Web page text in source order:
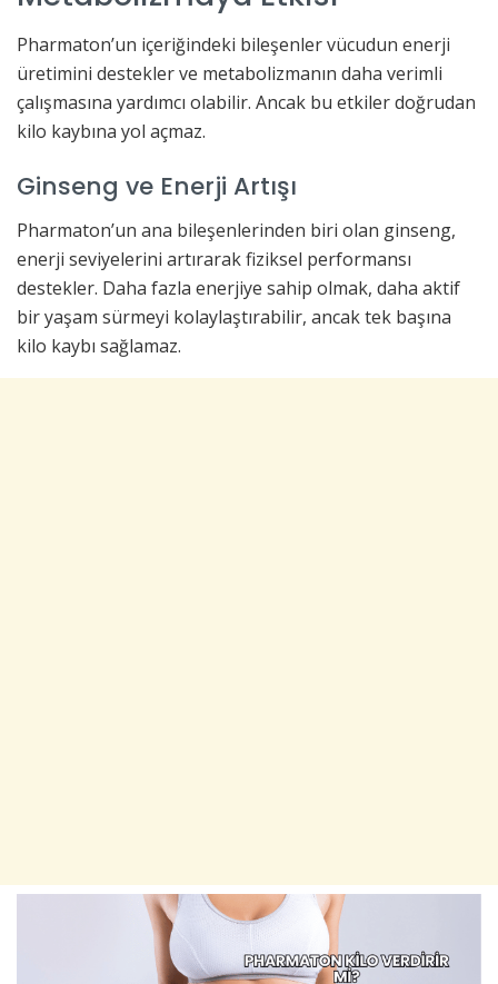
Pharmaton’un içeriğindeki bileşenler vücudun enerji
üretimini destekler ve metabolizmanın daha verimli
çalışmasına yardımcı olabilir. Ancak bu etkiler doğrudan
kilo kaybına yol açmaz.
Ginseng ve Enerji Artışı
Pharmaton’un ana bileşenlerinden biri olan ginseng,
enerji seviyelerini artırarak fiziksel performansı
destekler. Daha fazla enerjiye sahip olmak, daha aktif
bir yaşam sürmeyi kolaylaştırabilir, ancak tek başına
kilo kaybı sağlamaz.